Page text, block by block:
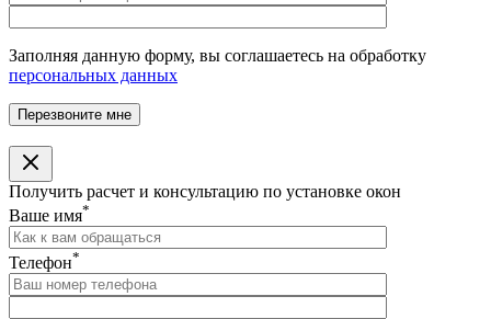
Заполняя данную форму, вы соглашаетесь на обработку
персональных данных
Получить расчет и консультацию по установке окон
Ваше имя*
Телефон*